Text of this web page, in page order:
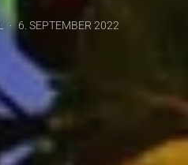
6. SEPTEMBER 2022